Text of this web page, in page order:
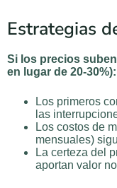
Estrategias
Si los precios
en lugar de 20-30%):
Los primeros
las
Los costos de
mensuales)
La certeza del
aportan valor